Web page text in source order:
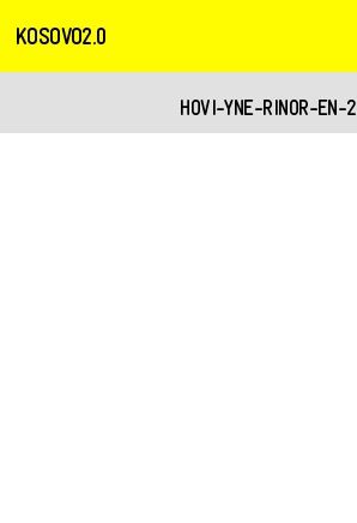
KOSOVO2.0
HOVI-YNE-RINOR-EN-2